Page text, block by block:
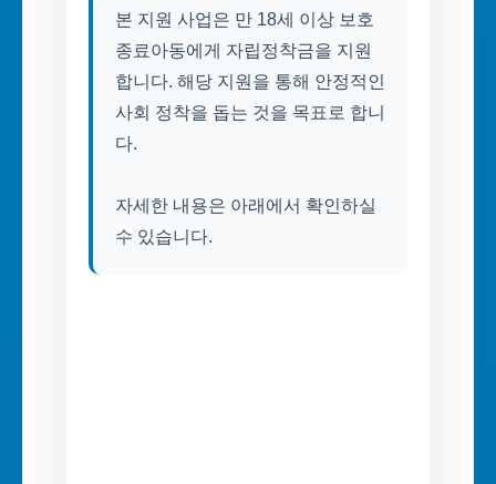
본 지원 사업은 만 18세 이상 보호
종료아동에게 자립정착금을 지원
합니다. 해당 지원을 통해 안정적인
사회 정착을 돕는 것을 목표로 합니
다.
자세한 내용은 아래에서 확인하실
수 있습니다.